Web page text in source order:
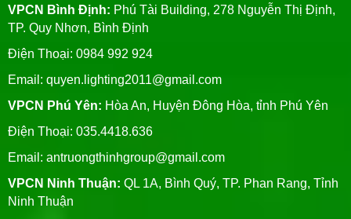
VPCN Bình Định: Phú Tài Building, 278 Nguyễn Thị Định,
TP. Quy Nhơn, Bình Định
Điện Thoại: 0984 992 924
Email: quyen.lighting2011@gmail.com
VPCN Phú Yên: Hòa An, Huyện Đông Hòa, tỉnh Phú Yên
Điện Thoại: 035.4418.636
Email: antruongthinhgroup@gmail.com
VPCN Ninh Thuận: QL 1A, Bình Quý, TP. Phan Rang, Tỉnh
Ninh Thuận